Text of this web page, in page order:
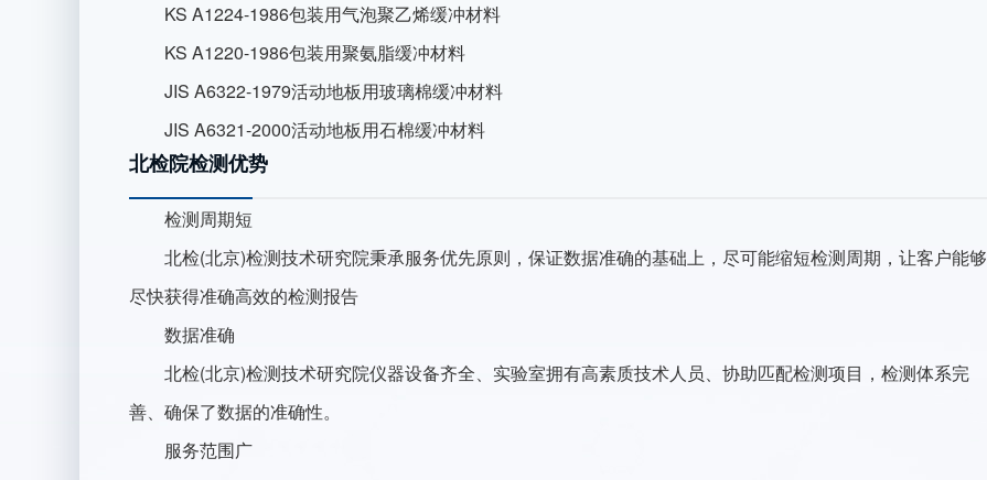
KS A1224-1986包装用气泡聚乙烯缓冲材料
KS A1220-1986包装用聚氨脂缓冲材料
JIS A6322-1979活动地板用玻璃棉缓冲材料
JIS A6321-2000活动地板用石棉缓冲材料
北检院检测优势
检测周期短
北检(北京)检测技术研究院秉承服务优先原则，保证数据准确的基础上，尽可能缩短检测周期，让客户能够
尽快获得准确高效的检测报告
数据准确
北检(北京)检测技术研究院仪器设备齐全、实验室拥有高素质技术人员、协助匹配检测项目，检测体系完
善、确保了数据的准确性。
服务范围广